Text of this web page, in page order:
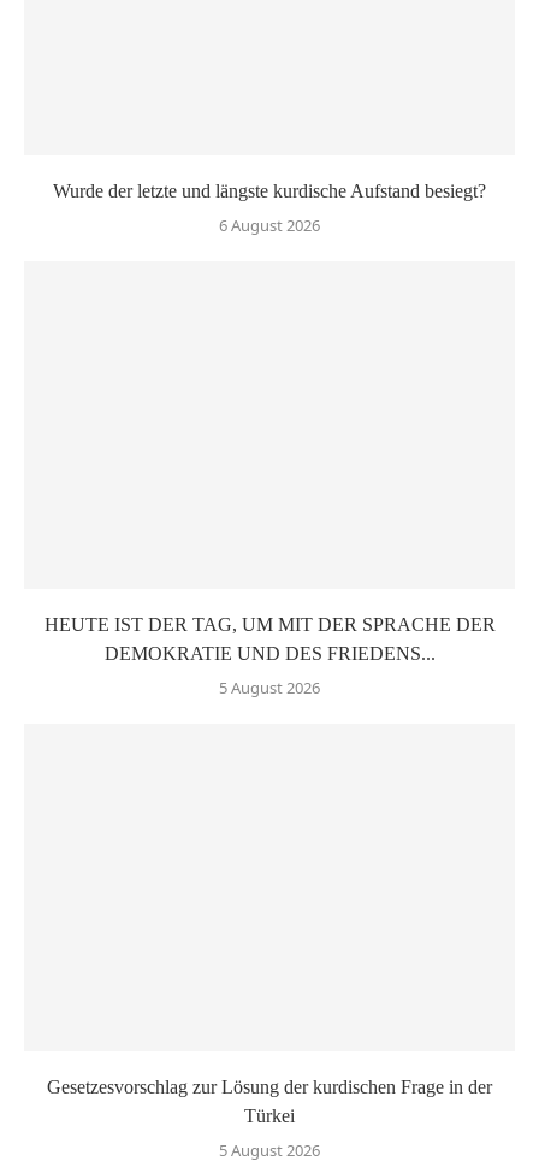
Wurde der letzte und längste kurdische Aufstand besiegt?
6 August 2026
HEUTE IST DER TAG, UM MIT DER SPRACHE DER
DEMOKRATIE UND DES FRIEDENS...
5 August 2026
Gesetzesvorschlag zur Lösung der kurdischen Frage in der
Türkei
5 August 2026